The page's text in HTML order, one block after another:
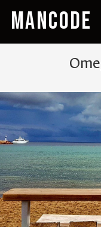
MANCODE